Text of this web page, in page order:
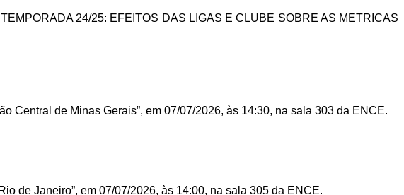
24/25: EFEITOS DAS LIGAS E CLUBE SOBRE AS METRICAS
Central de Minas Gerais”, em 07/07/2026, às 14:30, na sala 303 da ENCE.
de Janeiro”, em 07/07/2026, às 14:00, na sala 305 da ENCE.